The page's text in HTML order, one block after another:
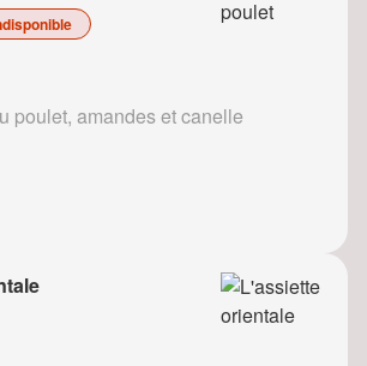
poulet, amandes et canelle